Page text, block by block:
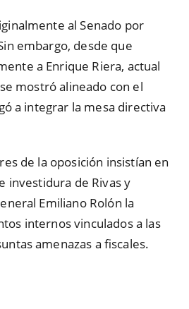
al Senado por
embargo, desde que
a Enrique Riera, actual
mostró alineado con el
a integrar la mesa directiva
de la oposición insistían en
investidura de Rivas y
Emiliano Rolón la
internos vinculados a las
amenazas a fiscales.